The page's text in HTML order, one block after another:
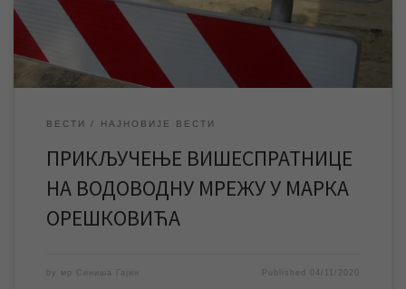
радова прекинуто је водоснабдевање, па су тренутно […]
ВЕСТИ НАЈНОВИЈЕ ВЕСТИ
ПРИКЉУЧЕЊЕ ВИШЕСПРАТНИЦЕ
НА ВОДОВОДНУ МРЕЖУ У МАРКА
ОРЕШКОВИЋА
by мр Синиша Гајин Published 04/11/2020